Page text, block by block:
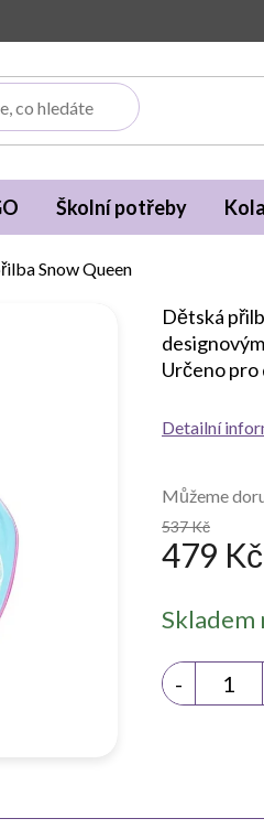
Školní potřeby
Snow Queen
537 Kč
479 Kč
cena:
Skladem
Můžeme
Dětská
Určeno pro
Detailní